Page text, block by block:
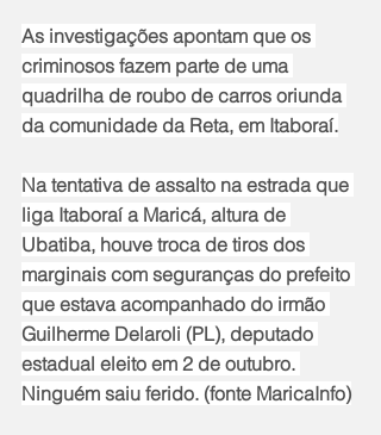
As investigações apontam que os
criminosos fazem parte de uma
quadrilha de roubo de carros oriunda
da comunidade da Reta, em Itaboraí.
Na tentativa de assalto na estrada que
liga Itaboraí a Maricá, altura de
Ubatiba, houve troca de tiros dos
marginais com seguranças do prefeito
que estava acompanhado do irmão
Guilherme Delaroli (PL), deputado
estadual eleito em 2 de outubro.
Ninguém saiu ferido. (fonte MaricaInfo)